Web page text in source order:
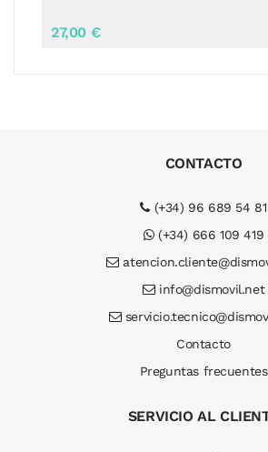
46,00 €
CONTACTO
(+34) 96 689 54 81
(+34) 666 109 419
info@dismovil.net
Contacto
Preguntas frecuentes
SERVICIO AL